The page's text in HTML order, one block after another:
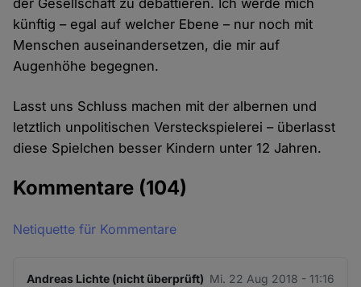
der Gesellschaft zu debattieren. Ich werde mich
künftig – egal auf welcher Ebene – nur noch mit
Menschen auseinandersetzen, die mir auf
Augenhöhe begegnen.
Lasst uns Schluss machen mit der albernen und
letztlich unpolitischen Versteckspielerei – überlasst
diese Spielchen besser Kindern unter 12 Jahren.
Kommentare (104)
Netiquette für Kommentare
Andreas Lichte (nicht überprüft) Mi. 22 Aug 2018 - 11:16